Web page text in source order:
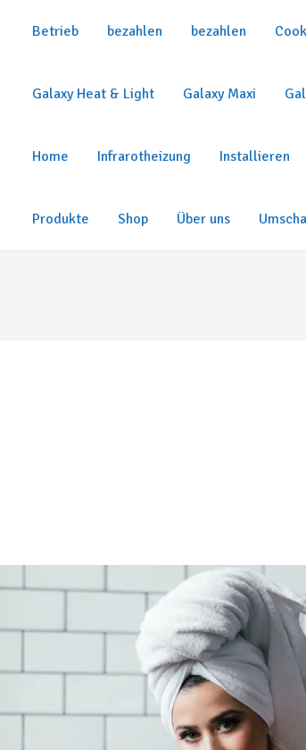
Betrieb bezahlen bezahlen
Galaxy Heat & Light Galaxy Maxi
Home Infrarotheizung Installieren
Produkte Shop Über uns